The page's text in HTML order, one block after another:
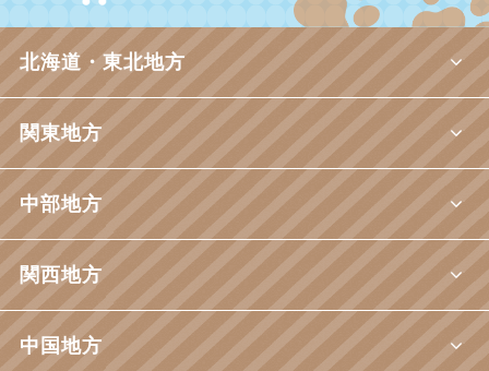
北海道・東北地方
関東地方
中部地方
関西地方
中国地方